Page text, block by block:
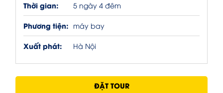
Thời gian: 5 ngày 4 đêm
Phương tiện: máy bay
Xuất phát: Hà Nội
ĐẶT TOUR